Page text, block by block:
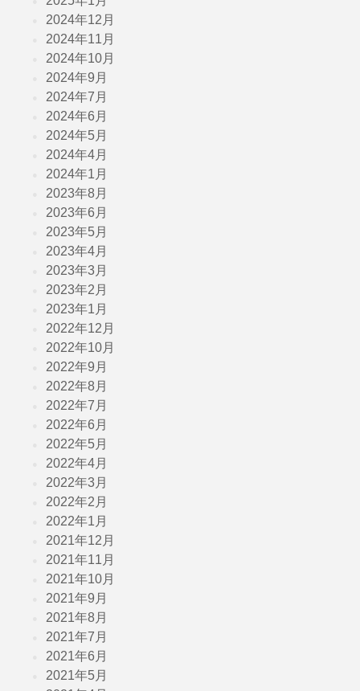
2024年12月
2024年11月
2024年10月
2024年9月
2024年7月
2024年6月
2024年5月
2024年4月
2024年1月
2023年8月
2023年6月
2023年5月
2023年4月
2023年3月
2023年2月
2023年1月
2022年12月
2022年10月
2022年9月
2022年8月
2022年7月
2022年6月
2022年5月
2022年4月
2022年3月
2022年2月
2022年1月
2021年12月
2021年11月
2021年10月
2021年9月
2021年8月
2021年7月
2021年6月
2021年5月